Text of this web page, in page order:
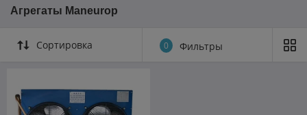
Агрегаты Maneurop
Сортировка 0 Фильтры